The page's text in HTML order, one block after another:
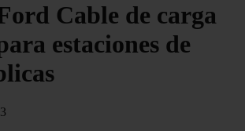
Cable de carga
estaciones de